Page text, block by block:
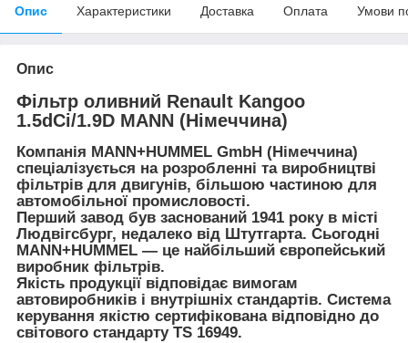
Опис Характеристики Доставка Оплата Умови
Опис
Фільтр оливний Renault Kangoo
1.5dCi/1.9D MANN (Німеччина)
Компанія MANN+HUMMEL GmbH (Німеччина)
спеціалізується на розробленні та виробництві
фільтрів для двигунів, більшою частиною для
автомобільної промисловості.
Перший завод був заснований 1941 року в місті
Людвігсбург, недалеко від Штутгарта. Сьогодні
MANN+HUMMEL — це найбільший європейський
виробник фільтрів.
Якість продукції відповідає вимогам
автовиробників і внутрішніх стандартів. Система
керування якістю сертифікована відповідно до
світового стандарту TS 16949.